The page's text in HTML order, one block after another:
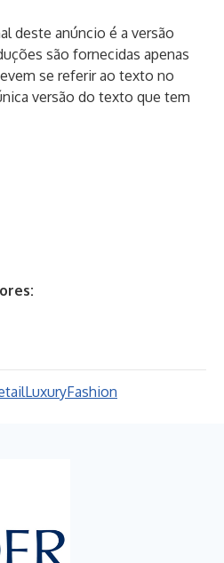
deste anúncio é a versão
são fornecidas apenas
se referir ao texto no
versão do texto que tem
LuxuryFashion